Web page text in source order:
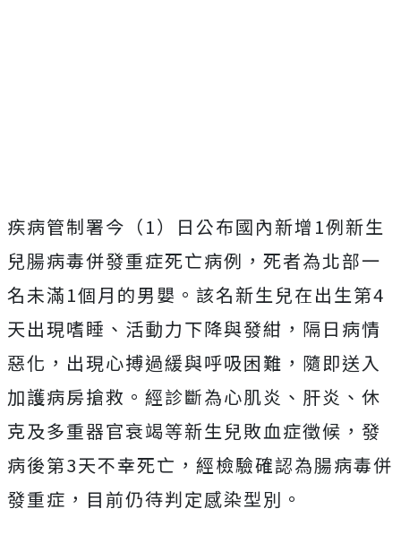
疾病管制署今（1）日公布國內新增1例新生
兒腸病毒併發重症死亡病例，死者為北部一
名未滿1個月的男嬰。該名新生兒在出生第4
天出現嗜睡、活動力下降與發紺，隔日病情
惡化，出現心搏過緩與呼吸困難，隨即送入
加護病房搶救。經診斷為心肌炎、肝炎、休
克及多重器官衰竭等新生兒敗血症徵候，發
病後第3天不幸死亡，經檢驗確認為腸病毒併
發重症，目前仍待判定感染型別。